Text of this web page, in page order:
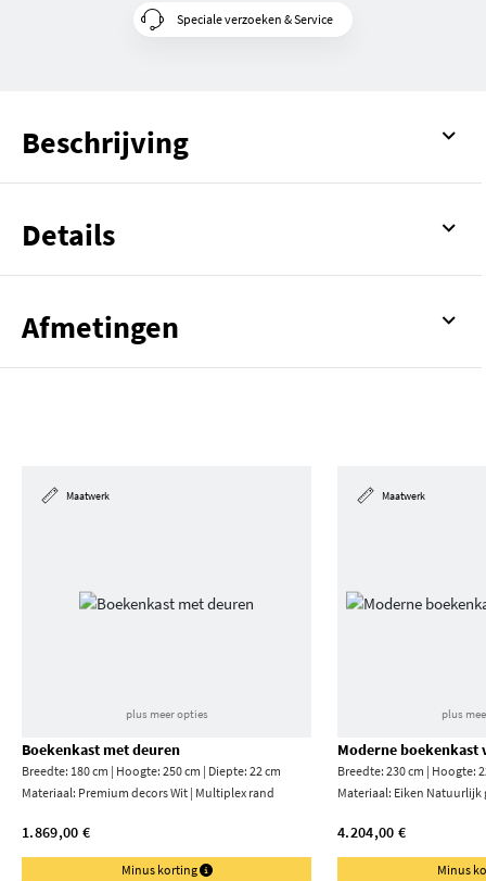
Speciale verzoeken & Service
Beschrijving
Details
Afmetingen
Maatwerk
plus meer opties
Boekenkast met deuren
Breedte: 180 cm | Hoogte: 250 cm | Diepte: 22 cm
Materiaal: Premium decors Wit | Multiplex rand
1.869,00 €
Minus korting
Maatwerk
plus
Moderne boekenkast
Breedte: 230 cm | Hoogte:
Materiaal: Eiken Natuurlijk
4.204,00 €
Minus